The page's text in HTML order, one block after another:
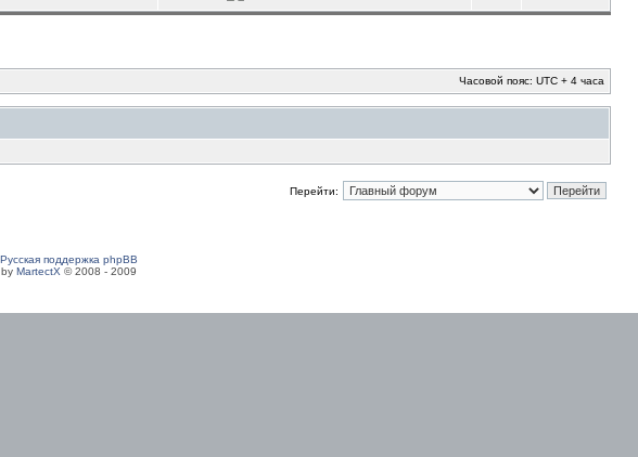
Часовой пояс: UTC + 4 часа
Перейти:
Русская поддержка phpBB
MartectX © 2008 - 2009